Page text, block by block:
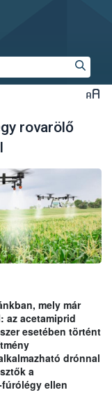
rovarölő
mely már
az acetamiprid
esetében történt
drónnal
a
ellen